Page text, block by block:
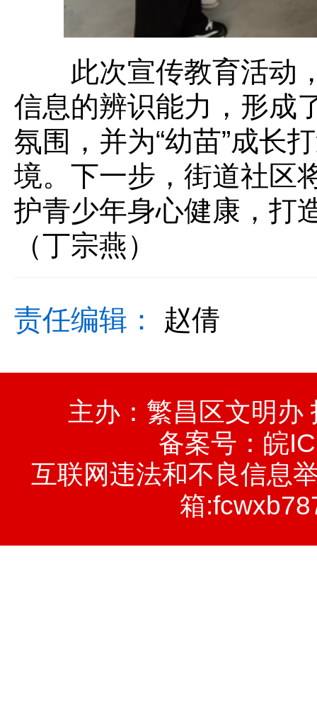
此次宣传教育活动，
信息的辨识能力，形成
氛围，并为“幼苗”成长
境。下一步，街道社区
护青少年身心健康，打
（丁宗燕）
责任编辑： 赵倩
主办：繁昌区文明办
备案号： 皖
互联网违法和不良信息
箱